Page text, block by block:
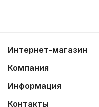
Интернет-магазин
Компания
Информация
Контакты